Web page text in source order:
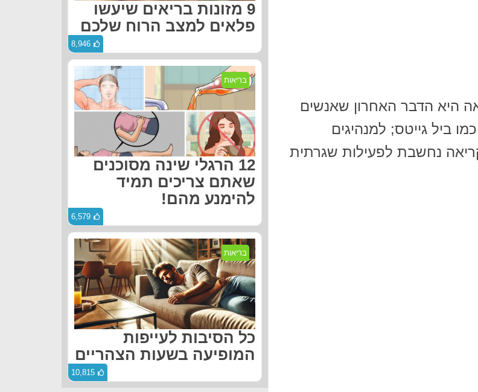
היא הדבר האחרון שאנשים
ביל גייטס; למנהיגים
נחשבת לפעילות שגרתית
9 מזונות בריאים שיעשו
פלאים למצב הרוח שלכם
8,946
בריאות
12 הרגלי שינה מסוכנים
שאתם צריכים תמיד
להימנע מהם!
6,579
בריאות
כל הסיבות לעייפות
המופיעה בשעות הצהריים
10,815